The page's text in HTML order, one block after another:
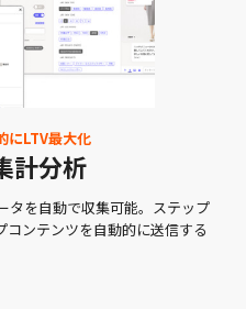
にLTV最大化
計分析
タを自動で収集可能。ステップ
コンテンツを自動的に送信する